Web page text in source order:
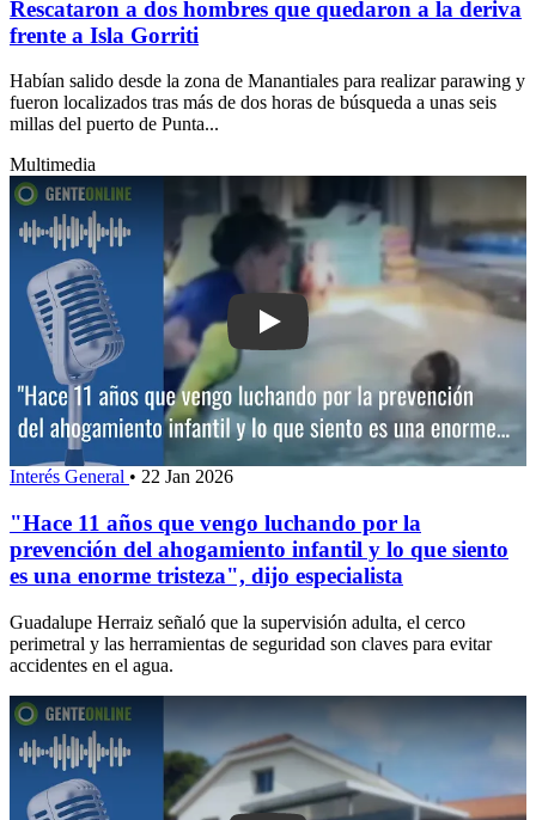
Rescataron a dos hombres que quedaron a la deriva
frente a Isla Gorriti
Habían salido desde la zona de Manantiales para realizar parawing y
fueron localizados tras más de dos horas de búsqueda a unas seis
millas del puerto de Punta...
Multimedia
Play: "Hace 11 años que vengo
Interés General • 22 Jan 2026
"Hace 11 años que vengo luchando por la
prevención del ahogamiento infantil y lo que siento
es una enorme tristeza", dijo especialista
Guadalupe Herraiz señaló que la supervisión adulta, el cerco
perimetral y las herramientas de seguridad son claves para evitar
accidentes en el agua.